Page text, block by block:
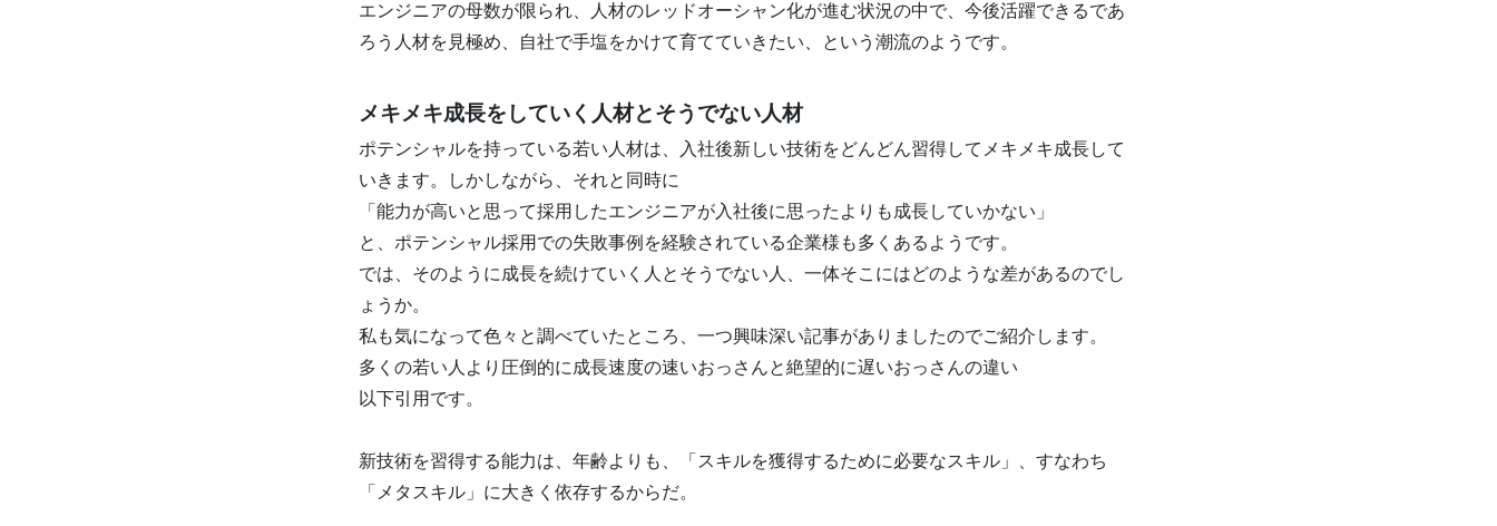
エンジニアの母数が限られ、人材のレッドオーシャン化が進む状況の中で、今後活躍できるであ
ろう人材を見極め、自社で手塩をかけて育てていきたい、という潮流のようです。
メキメキ成長をしていく人材とそうでない人材
ポテンシャルを持っている若い人材は、入社後新しい技術をどんどん習得してメキメキ成長して
いきます。しかしながら、それと同時に
「能力が高いと思って採用したエンジニアが入社後に思ったよりも成長していかない」
と、ポテンシャル採用での失敗事例を経験されている企業様も多くあるようです。
では、そのように成長を続けていく人とそうでない人、一体そこにはどのような差があるのでし
ょうか。
私も気になって色々と調べていたところ、一つ興味深い記事がありましたのでご紹介します。
多くの若い人より圧倒的に成長速度の速いおっさんと絶望的に遅いおっさんの違い
以下引用です。
新技術を習得する能力は、年齢よりも、「スキルを獲得するために必要なスキル」、すなわち
「メタスキル」に大きく依存するからだ。